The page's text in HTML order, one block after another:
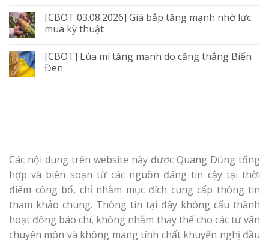
[CBOT 03.08.2026] Giá bắp tăng mạnh nhờ lực
mua kỹ thuật
[CBOT] Lúa mì tăng mạnh do căng thẳng Biển
Đen
Các nội dung trên website này được Quang Dũng tổng
hợp và biên soạn từ các nguồn đáng tin cậy tại thời
điểm công bố, chỉ nhằm mục đích cung cấp thông tin
tham khảo chung. Thông tin tại đây không cấu thành
hoạt động báo chí, không nhằm thay thế cho các tư vấn
chuyên môn và không mang tính chất khuyến nghị đầu